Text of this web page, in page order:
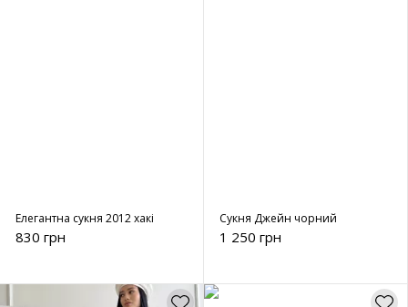
Елегантна сукня 2012 хакі
830 грн
Сукня Джейн чорний
1 250 грн